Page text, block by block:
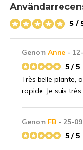
5 /
Genom Anne -
5 / 5
Très belle plante,
rapide. Je suis
Genom FB - 25-
5 / 5